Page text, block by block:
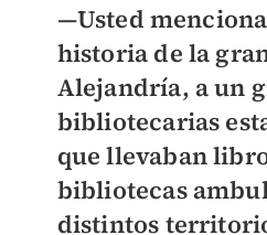
—Usted
historia de la
Alejandría, a un
bibliotecarias
que llevaban
bibliotecas
distintos